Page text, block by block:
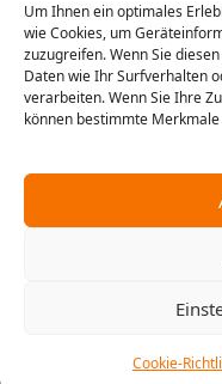
Um Ihnen ein optimales
wie Cookies, um
zuzugreifen. Wenn Sie
Daten wie Ihr Surfverhalten
verarbeiten. Wenn Sie Ihre
können bestimmte
Cookie-
Ihr Nachname*
Ich habe die
Senden
Datenschutz